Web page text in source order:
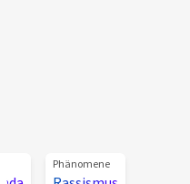
Phänomene